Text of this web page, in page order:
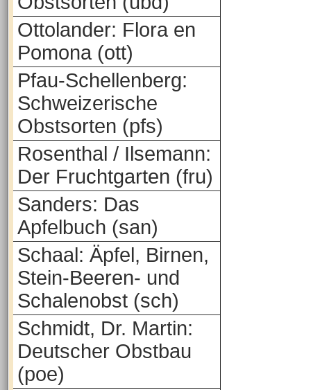
Ottolander: Flora en
Pomona (ott)
Pfau-Schellenberg:
Schweizerische
Obstsorten (pfs)
Rosenthal / Ilsemann:
Der Fruchtgarten (fru)
Sanders: Das
Apfelbuch (san)
Schaal: Äpfel, Birnen,
Stein-Beeren- und
Schalenobst (sch)
Schmidt, Dr. Martin:
Deutscher Obstbau
(poe)